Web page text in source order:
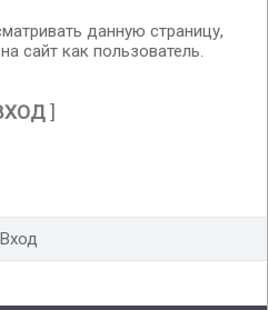
данную страницу,
сайт как пользователь.
]
Вход